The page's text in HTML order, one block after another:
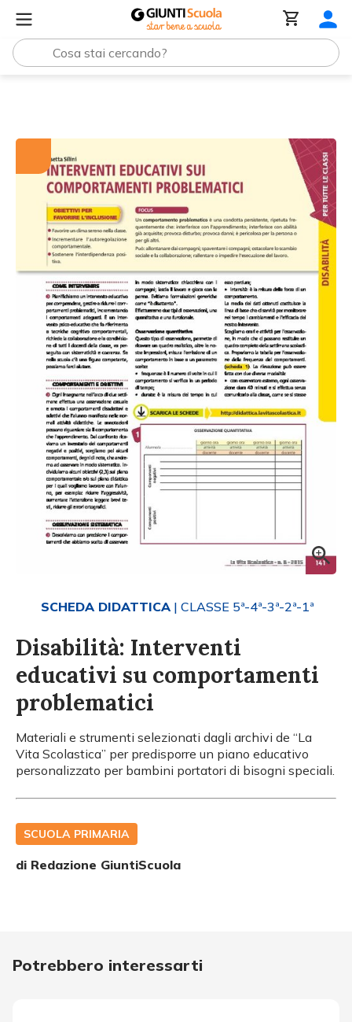
SCHEDA DIDATTICA| CLASSE 5ª-4ª-3ª-2ª-1ª
Disabilità: Interventi
educativi su comportamenti
problematici
Materiali e strumenti selezionati dagli archivi de “La
Vita Scolastica” per predisporre un piano educativo
personalizzato per bambini portatori di bisogni speciali.
SCUOLA PRIMARIA
di Redazione GiuntiScuola
Potrebbero interessarti